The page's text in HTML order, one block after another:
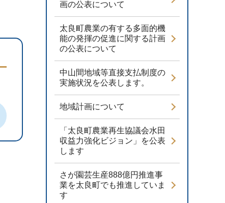
画の公表について
太良町農業の有する多面的機
能の発揮の促進に関する計画
の公表について
中山間地域等直接支払制度の
実施状況を公表します。
地域計画について
「太良町農業再生協議会水田
収益力強化ビジョン」を公表
します
さが園芸生産888億円推進事
業を太良町でも推進していま
す